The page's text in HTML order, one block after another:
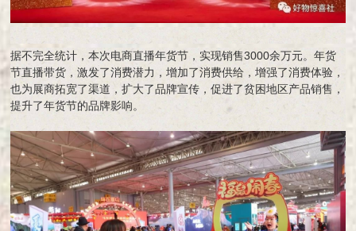
据不完全统计，本次电商直播年货节，实现销售3000余万元。年货
节直播带货，激发了消费潜力，增加了消费供给，增强了消费体验，
也为展商拓宽了渠道，扩大了品牌宣传，促进了贫困地区产品销售，
提升了年货节的品牌影响。